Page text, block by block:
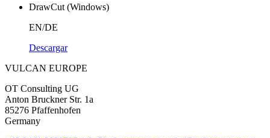
DrawCut (Windows)
EN/DE
Descargar
VULCAN EUROPE
OT Consulting UG
Anton Bruckner Str. 1a
85276 Pfaffenhofen
Germany